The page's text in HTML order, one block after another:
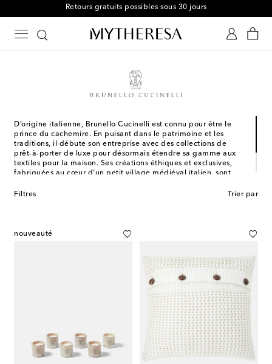
Retours gratuits possibles sous 30 jours
D’origine italienne, Brunello Cucinelli est connu pour être le
prince du cachemire. En puisant dans le patrimoine et les
traditions, il débute son entreprise avec des collections de
prêt-à-porter de luxe pour désormais étendre sa gamme aux
textiles pour la maison. Ses créations éthiques et exclusives,
fabriquées au cœur d’un petit village médiéval italien, sont
des tons neutres élégants, les coussins et couvertures offrent un
Filtres Trier par
nouveauté